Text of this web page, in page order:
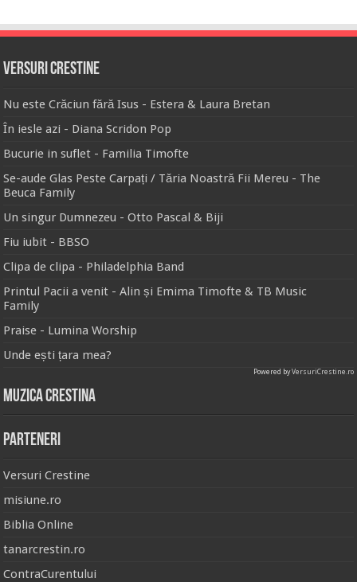
Versuri Crestine
Nu este Crăciun fără Isus - Estera & Laura Bretan
În iesle azi - Diana Scridon Pop
Bucurie in suflet - Familia Timofte
Se-aude Glas Peste Carpați / Tăria Noastră Fii Mereu - The
Beuca Family
Un singur Dumnezeu - Otto Pascal & Biji
Fiu iubit - BBSO
Clipa de clipa - Philadelphia Band
Printul Pacii a venit - Alin și Emima Timofte & TB Music
Family
Praise - Lumina Worship
Unde ești țara mea?
Powered byVersuriCrestine.ro
Muzica Crestina
Parteneri
Versuri Crestine
misiune.ro
Biblia Online
tanarcrestin.ro
ContraCurentului